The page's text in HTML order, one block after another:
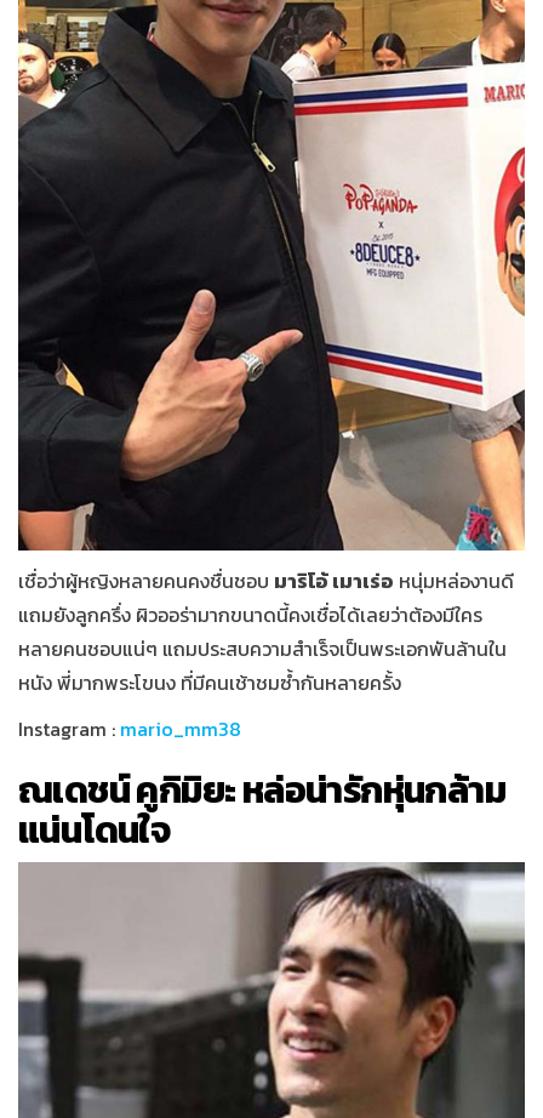
เชื่อว่าผู้หญิงหลายคนคงชื่นชอบ มาริโอ้ เมาเร่อ หนุ่มหล่องานดี
แถมยังลูกครึ่ง ผิวออร่ามากขนาดนี้คงเชื่อได้เลยว่าต้องมีใคร
หลายคนชอบแน่ๆ แถมประสบความสำเร็จเป็นพระเอกพันล้านใน
หนัง พี่มากพระโขนง ที่มีคนเช้าชมซ้ำกันหลายครั้ง
Instagram : mario_mm38
ณเดชน์ คูกิมิยะ หล่อน่ารักหุ่นกล้าม
แน่นโดนใจ